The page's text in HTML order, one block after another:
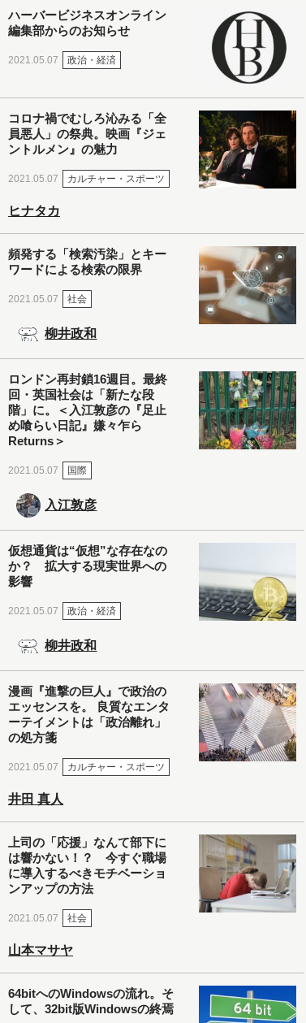
ハーバービジネスオンライン
編集部からのお知らせ
2021.05.07 政治・経済
コロナ禍でむしろ沁みる「全
員悪人」の祭典。映画『ジェ
ントルメン』の魅力
2021.05.07 カルチャー・スポーツ
ヒナタカ
頻発する「検索汚染」とキー
ワードによる検索の限界
2021.05.07 社会
柳井政和
ロンドン再封鎖16週目。最終
回・英国社会は「新たな段
階」に。＜入江敦彦の『足止
め喰らい日記』嫌々乍ら
Returns＞
2021.05.07 国際
入江敦彦
仮想通貨は“仮想”な存在なの
か？ 拡大する現実世界への
影響
2021.05.07 政治・経済
柳井政和
漫画『進撃の巨人』で政治の
エッセンスを。 良質なエンタ
ーテイメントは「政治離れ」
の処方箋
2021.05.07 カルチャー・スポーツ
井田 真人
上司の「応援」なんて部下に
は響かない！？ 今すぐ職場
に導入するべきモチベーショ
ンアップの方法
2021.05.07 社会
山本マサヤ
64bitへのWindowsの流れ。そ
して、32bit版Windowsの終焉